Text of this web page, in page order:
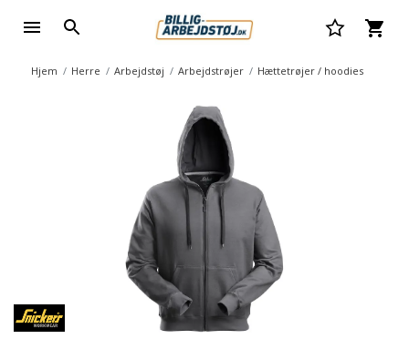
Hjem Herre Arbejdstøj Arbejdstrøjer Hættetrøjer / hoodies